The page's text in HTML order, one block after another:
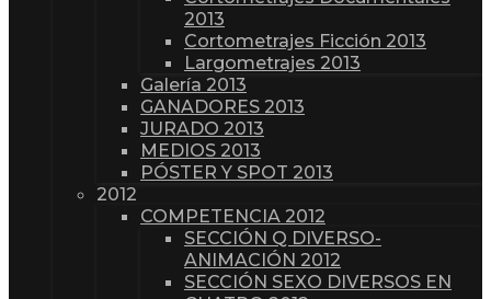
2013
Cortometrajes Ficción 2013
Largometrajes 2013
Galería 2013
GANADORES 2013
JURADO 2013
MEDIOS 2013
PÓSTER Y SPOT 2013
2012
COMPETENCIA 2012
SECCIÓN Q DIVERSO-
ANIMACIÓN 2012
SECCIÓN SEXO DIVERSOS EN